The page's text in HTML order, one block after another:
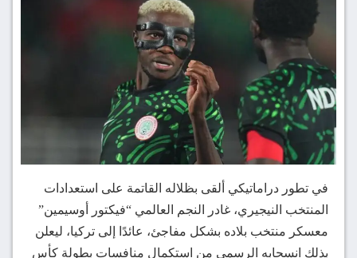
في تطور دراماتيكي ألقى بظلاله القاتمة على استعدادات
المنتخب النيجيري، غادر النجم العالمي “فيكتور أوسيمين”
معسكر منتخب بلاده بشكل مفاجئ، عائدًا إلى تركيا، ليعلن
بذلك انسحابه الرسمي من استكمال منافسات بطولة كأس